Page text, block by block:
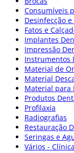
Consumíveis
Desinfecção
Fatos e
Implantes
Impressão
Instrumentos
Material de
Material
Material para
Produtos
Profilaxia
Radiografias
Restauração
Seringas e
Vários -